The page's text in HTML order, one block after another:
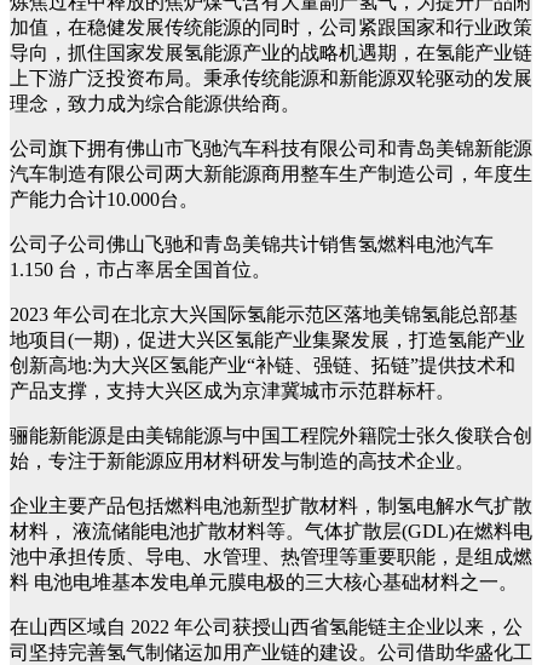
加值，在稳健发展传统能源的同时，公司紧跟国家和行业政策
导向，抓住国家发展氢能源产业的战略机遇期，在氢能产业链
上下游广泛投资布局。秉承传统能源和新能源双轮驱动的发展
理念，致力成为综合能源供给商。
公司旗下拥有佛山市飞驰汽车科技有限公司和青岛美锦新能源
汽车制造有限公司两大新能源商用整车生产制造公司，年度生
产能力合计10.000台。
公司子公司佛山飞驰和青岛美锦共计销售氢燃料电池汽车
1.150 台，市占率居全国首位。
2023 年公司在北京大兴国际氢能示范区落地美锦氢能总部基
地项目(一期)，促进大兴区氢能产业集聚发展，打造氢能产业
创新高地:为大兴区氢能产业“补链、强链、拓链”提供技术和
产品支撑，支持大兴区成为京津冀城市示范群标杆。
骊能新能源是由美锦能源与中国工程院外籍院士张久俊联合创
始，专注于新能源应用材料研发与制造的高技术企业。
企业主要产品包括燃料电池新型扩散材料，制氢电解水气扩散
材料， 液流储能电池扩散材料等。气体扩散层(GDL)在燃料电
池中承担传质、导电、水管理、热管理等重要职能，是组成燃
料 电池电堆基本发电单元膜电极的三大核心基础材料之一。
在山西区域自 2022 年公司获授山西省氢能链主企业以来，公
司坚持完善氢气制储运加用产业链的建设。公司借助华盛化工